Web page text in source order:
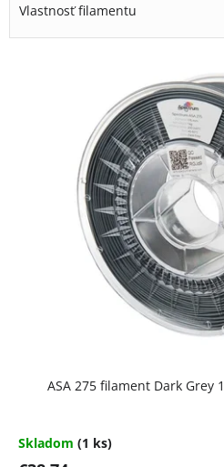
Vlastnosť filamentu
ASA 275 filament Dark Grey
hodnotenie
5,0
Skladom (1 ks)